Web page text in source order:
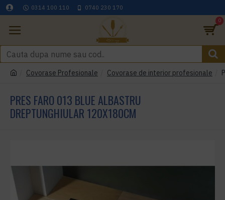
0314 100 110 0740 230 170
0
Covorase Profesionale Covorase de interior profesionale
PRES FARO 013 BLUE ALBASTRU
DREPTUNGHIULAR 120X180CM